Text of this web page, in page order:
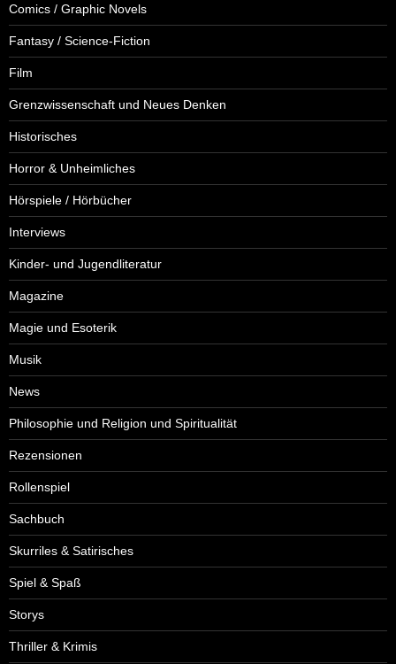
Comics / Graphic Novels
Fantasy / Science-Fiction
Film
Grenzwissenschaft und Neues Denken
Historisches
Horror & Unheimliches
Hörspiele / Hörbücher
Interviews
Kinder- und Jugendliteratur
Magazine
Magie und Esoterik
Musik
News
Philosophie und Religion und Spiritualität
Rezensionen
Rollenspiel
Sachbuch
Skurriles & Satirisches
Spiel & Spaß
Storys
Thriller & Krimis